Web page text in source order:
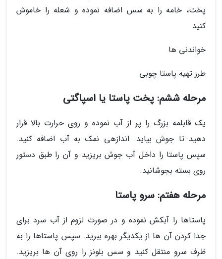
پخت، خامه را به سس اضافه نموده و شعله را خاموش
کنید.
خواندنی ها
طرز تهیه پاستا چوبی
مرحله ششم: پخت پاستا یا اسپاگتی
یک قابلمه بزرگ را پر از آب نموده و روی حرارت بالا قرار
دهید تا جوش بیاید. اندازهی نمک به آب اضافه کنید.
سپس پاستا را داخل آب جوش بریزید و آن را طبق دستور
روی بسته بجوشانید.
مرحله هفتم: سرو پاستا
پاستاها را آبکش نموده و در صورت لزوم از آب سرد برای
جدا کردن آن ها از یکدیگر بهره ببرید. سپس پاستاها را به
ظرف سرو منتقل کنید و سس بلونز را روی آن ها بریزید.